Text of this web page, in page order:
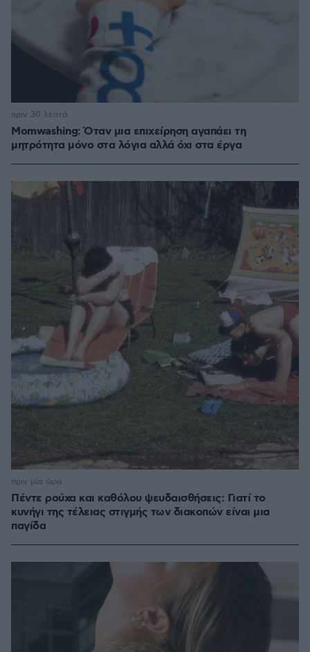
Momwashing: Όταν μια επιχείρηση αγαπάει τη
μητρότητα μόνο στα λόγια αλλά όχι στα έργα
πριν 30 λεπτά
Πέντε ρούχα και καθόλου ψευδαισθήσεις: Γιατί το
κυνήγι της τέλειας στιγμής των διακοπών είναι μια
παγίδα
πριν μία ώρα